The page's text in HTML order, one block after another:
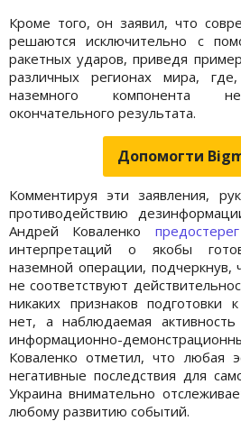
Кроме того, он заявил, что
решаются исключительно с
ракетных ударов, приведя
различных регионах мира,
наземного компонента
окончательного результата.
Допомогти
Комментируя эти заявления,
противодействию
Андрей Коваленко предостерег
интерпретаций о якобы
наземной операции, подчеркнув,
не соответствуют
никаких признаков подготовки
нет, а наблюдаемая
информационно-
Коваленко отметил, что любая
негативные последствия для
Украина внимательно
любому развитию событий.